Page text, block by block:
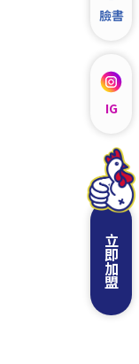
臉書
IG
立即加盟